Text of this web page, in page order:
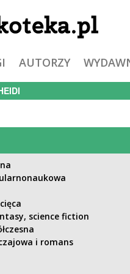
AUTORZY
science fiction
i romans